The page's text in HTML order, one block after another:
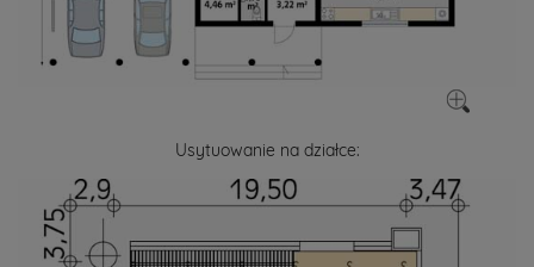
Usytuowanie na działce: